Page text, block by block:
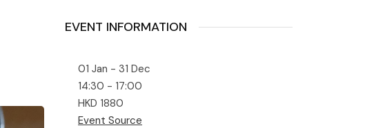
EVENT INFORMATION
01 Jan - 31 Dec
14:30 - 17:00
HKD 1880
Event Source